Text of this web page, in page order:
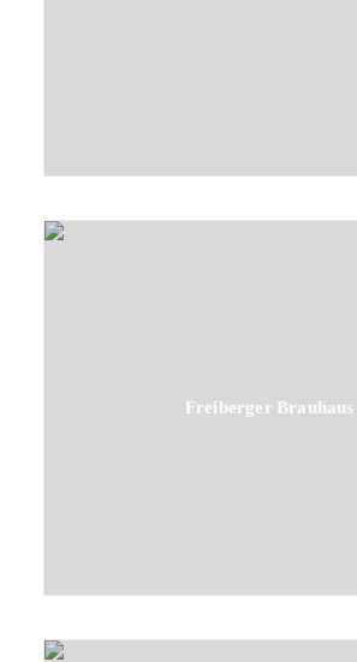
Freiberger Brauhaus